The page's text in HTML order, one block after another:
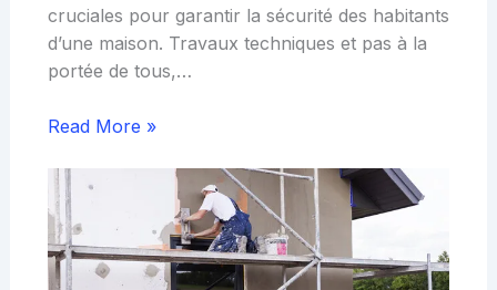
cruciales pour garantir la sécurité des habitants
d’une maison. Travaux techniques et pas à la
portée de tous,…
Read More »